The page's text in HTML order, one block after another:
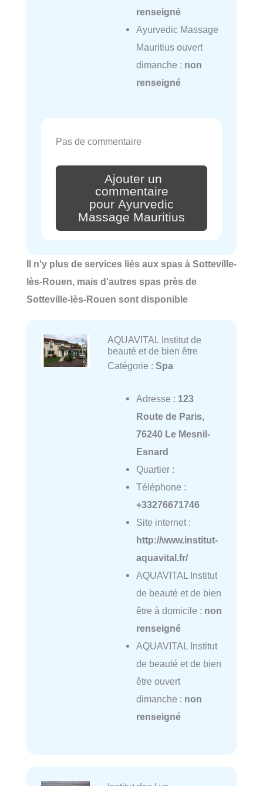
renseigné
Ayurvedic Massage
Mauritius ouvert
dimanche : non
renseigné
Pas de commentaire
Ajouter un
commentaire
pour Ayurvedic
Massage Mauritius
Il n'y plus de services liés aux spas à Sotteville-
lès-Rouen, mais d'autres spas près de
Sotteville-lès-Rouen sont disponible
AQUAVITAL Institut de
beauté et de bien être
Catégorie : Spa
Adresse : 123
Route de Paris,
76240 Le Mesnil-
Esnard
Quartier :
Téléphone :
+33276671746
Site internet :
http://www.institut-
aquavital.fr/
AQUAVITAL Institut
de beauté et de bien
être à domicile : non
renseigné
AQUAVITAL Institut
de beauté et de bien
être ouvert
dimanche : non
renseigné